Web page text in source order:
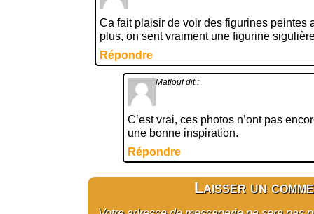
Ca fait plaisir de voir des figurines peintes
plus, on sent vraiment une figurine
Répondre
Matlouf dit :
C’est vrai, ces photos n’ont pas
une bonne inspiration.
Répondre
Laisser un